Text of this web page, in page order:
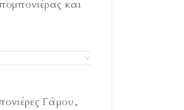
και
Γάμου,